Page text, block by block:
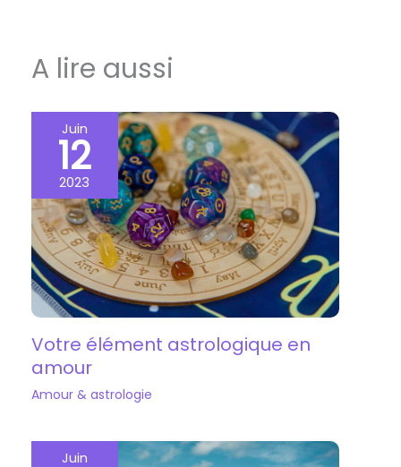
A lire aussi
Juin
12
2023
Votre élément astrologique en
amour
Amour & astrologie
Juin